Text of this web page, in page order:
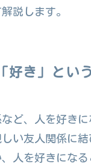
説します。
き」とい
ど、人を好き
い友人関係に
人を好きにな